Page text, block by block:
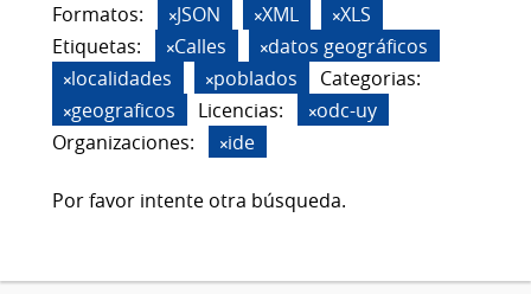
Formatos: JSON XML
XLS
Etiquetas:
Calles
datos geográficos
localidades
poblados
Categorias:
geograficos
Licencias:
odc-uy
Organizaciones:
ide
Por favor intente otra búsqueda.